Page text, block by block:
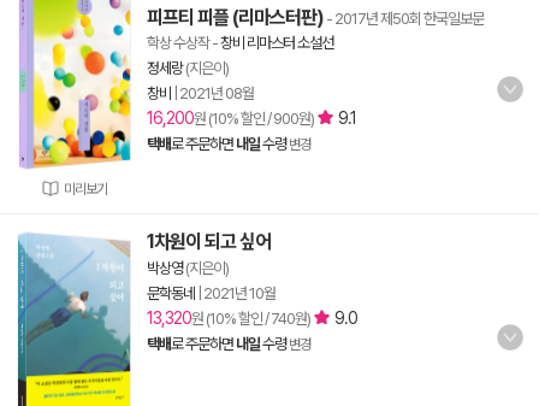
미리보기
피프티 피플 (리마스터판) - 2017년 제50회 한국일보문
학상 수상작-창비 리마스터 소설선
정세랑(지은이)
창비
2021년 08월
16,200원 (10% 할인 / 900원) 9.1
택배로 주문하면 내일수령 변경
1차원이 되고 싶어
박상영(지은이)
문학동네
2021년 10월
13,320원 (10% 할인 / 740원) 9.0
택배로 주문하면 내일수령 변경